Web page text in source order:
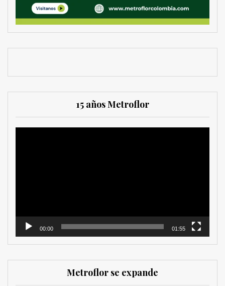
15 años Metroflor
00:00 01:55
Metroflor se expande